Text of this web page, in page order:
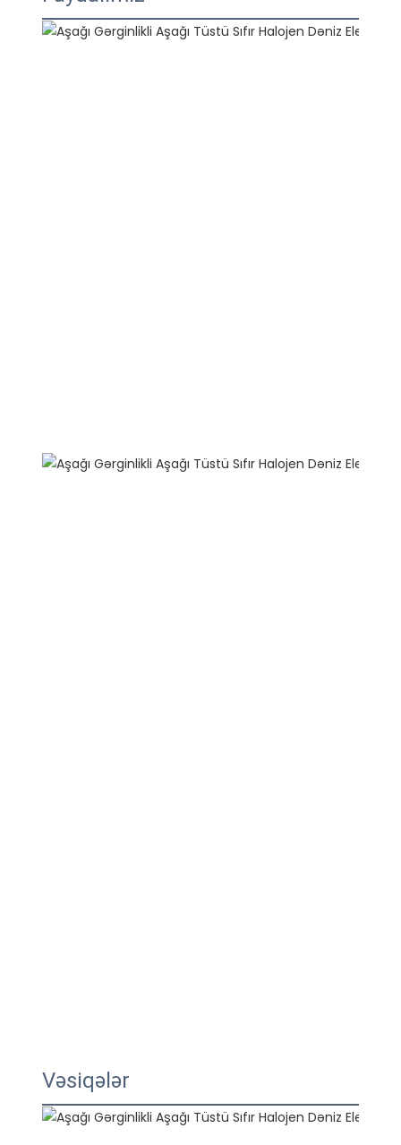
Vəsiqələr